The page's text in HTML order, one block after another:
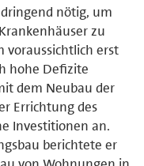
nötig, um
zu
voraussichtlich erst
hohe Defizite
dem Neubau der
Errichtung des
Investitionen an.
berichtete er